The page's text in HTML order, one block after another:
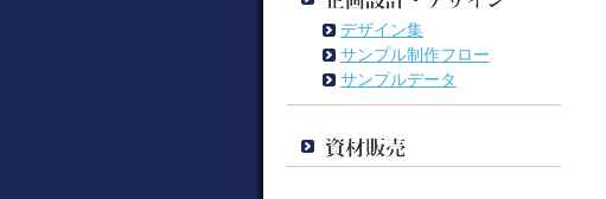
デザイン集
サンプル制作フロー
サンプルデータ